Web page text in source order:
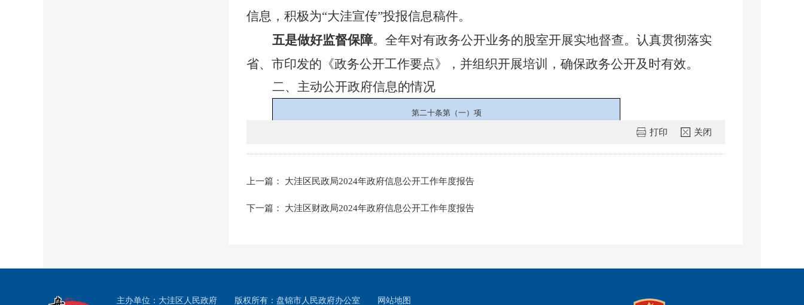
信息，积极为“大洼宣传”投报信息稿件。
五是做好监督保障。 全年对有政务公开业务的股室开展实地督查。认真贯彻落实
省、市印发的《政务公开工作要点》，并组织开展培训，确保政务公开及时有效。
二、主动公开政府信息的情况
第二十条第（一）项
信息内容
本年处理决定数量
行政处罚
打印 关闭
上一篇： 大洼区民政局2024年政府信息公开工作年度报告
下一篇： 大洼区财政局2024年政府信息公开工作年度报告
主办单位：大洼区人民政府 版权所有：盘锦市人民政府办公室 网站地图